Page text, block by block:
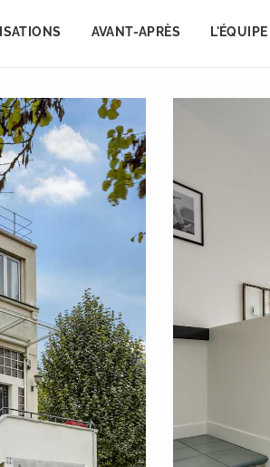
AVANT-APRÈS L'ÉQUIPE